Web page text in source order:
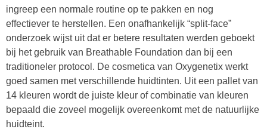
ingreep een normale routine op te pakken en nog
effectiever te herstellen. ​Een onafhankelijk “split-face”
onderzoek wijst uit dat er betere resultaten werden geboekt
bij het gebruik van Breathable Foundation dan bij een
traditioneler protocol. De cosmetica van Oxygenetix werkt
goed samen met verschillende huidtinten. Uit een pallet van
14 kleuren wordt de juiste kleur of combinatie van kleuren
bepaald die zoveel mogelijk overeenkomt met de natuurlijke
huidteint.